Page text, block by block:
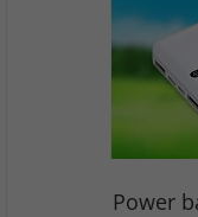
Power